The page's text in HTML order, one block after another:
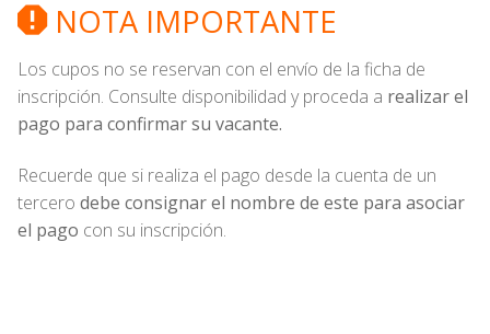
NOTA IMPORTANTE
Los cupos no se reservan con el envío de la ficha de
inscripción. Consulte disponibilidad y proceda a realizar el
pago para confirmar su vacante.
Recuerde que si realiza el pago desde la cuenta de un
tercero debe consignar el nombre de este para asociar
el pago con su inscripción.